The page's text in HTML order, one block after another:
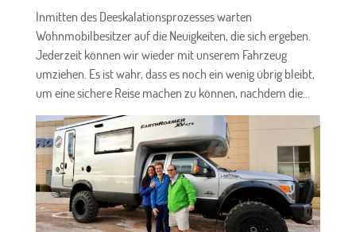
Inmitten des Deeskalationsprozesses warten
Wohnmobilbesitzer auf die Neuigkeiten, die sich ergeben.
Jederzeit können wir wieder mit unserem Fahrzeug
umziehen. Es ist wahr, dass es noch ein wenig übrig bleibt,
um eine sichere Reise machen zu können, nachdem die...